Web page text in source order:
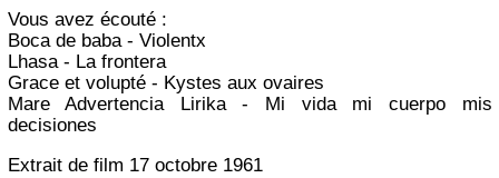
Vous avez écouté :
Boca de baba - Violentx
Lhasa - La frontera
Grace et volupté - Kystes aux ovaires
Mare Advertencia Lirika - Mi vida mi cuerpo mis
decisiones
Extrait de film 17 octobre 1961